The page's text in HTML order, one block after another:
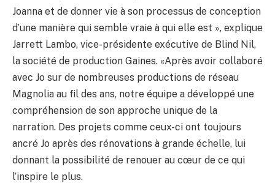
Joanna et de donner vie à son processus de conception
d’une manière qui semble vraie à qui elle est », explique
Jarrett Lambo, vice-présidente exécutive de Blind Nil,
la société de production Gaines. «Après avoir collaboré
avec Jo sur de nombreuses productions de réseau
Magnolia au fil des ans, notre équipe a développé une
compréhension de son approche unique de la
narration. Des projets comme ceux-ci ont toujours
ancré Jo après des rénovations à grande échelle, lui
donnant la possibilité de renouer au cœur de ce qui
l’inspire le plus.